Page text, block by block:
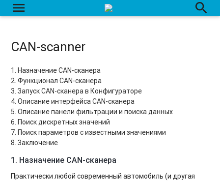
menu search
CAN-scanner
1. Назначение CAN-сканера
2. Функционал CAN-сканера
3. Запуск CAN-сканера в Конфигураторе
4. Описание интерфейса CAN-сканера
5. Описание панели фильтрации и поиска данных
6.Поиск дискретных значений
7. Поиск параметров с известными значениями
8. Заключение
1. Назначение CAN-сканера
Практически любой современный автомобиль (и другая